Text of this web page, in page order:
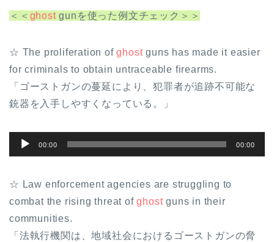
＜＜ ghostgunを使った例文チェック＞＞
☆ The proliferation ofghostguns has made it easier
for criminals to obtain untraceable firearms.
「ゴーストガンの蔓延により、犯罪者が追跡不可能な
銃器を入手しやすくなっている。」
声
レ
ー
ヤ
00:00 00:00
☆ Law enforcement agencies are struggling to
combat the rising threat ofghostguns in their
communities.
「法執行機関は、地域社会におけるゴーストガンの脅